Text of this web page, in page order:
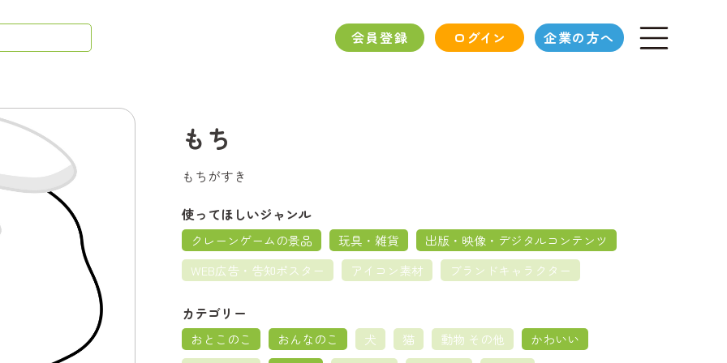
会員登録 ログイン 企業の方へ
もち
もちがすき
使ってほしいジャンル
クレーンゲームの景品 玩具・雑貨
出版・映像・デジタルコンテンツ
WEB広告・告知ポスター
アイコン素材 ブランドキャラクター
カテゴリー
おとこのこ おんなのこ 犬 猫 動物 その他
かわいい